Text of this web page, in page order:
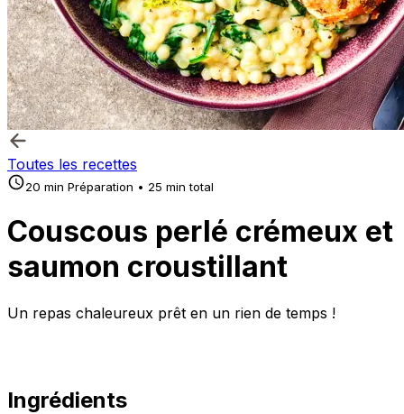
Toutes les recettes
20 min Préparation • 25 min total
Couscous perlé crémeux et
saumon croustillant
Un repas chaleureux prêt en un rien de temps !
Ingrédients